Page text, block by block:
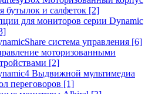
бутылок и салфеток [2]
для мониторов серии Dynamic
система управления [6]
моторизованными
[2]
Выдвижной мультимедиа
переговоров [1]